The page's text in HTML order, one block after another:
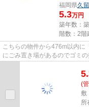
福岡県久
5.3万円
築年数：
階数：2階
こちらの物件から476m以内に
にごみ置き場があるのでゴミ
なアパートはいつでも気持ちの
(
敷
所